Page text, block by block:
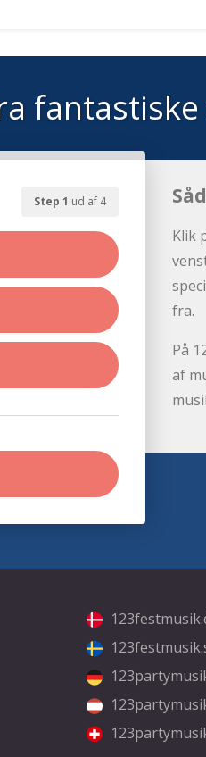
Step 1 ud af 4
Klik
fra.
På
af